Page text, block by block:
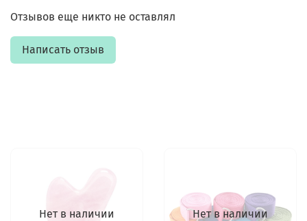
Отзывов еще никто не оставлял
Написать отзыв
Нет в наличии Нет в наличии